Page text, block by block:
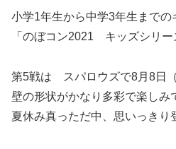
小学1年生から中学3年生までの
「のぼコン2021 キッズシリー
第5戦は スパロウズで8月8日
壁の形状がかなり多彩で楽しみ
夏休み真っただ中、思いっきり